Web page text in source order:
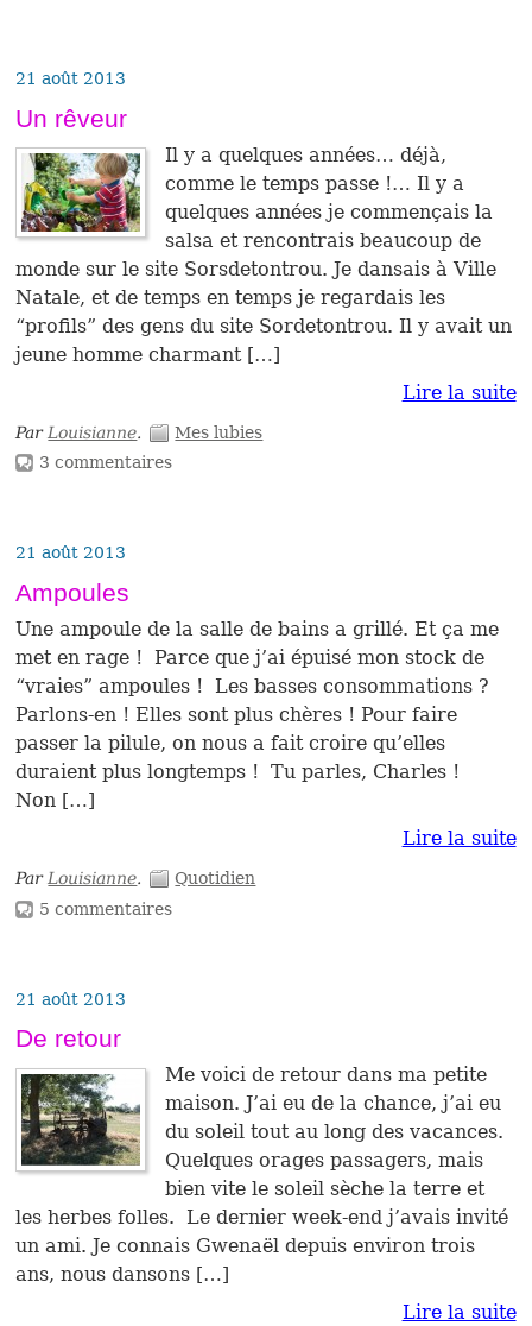
21 août 2013
Un rêveur
Il y a quelques années… déjà,
comme le temps passe !… Il y a
quelques années je commençais la
salsa et rencontrais beaucoup de
monde sur le site Sorsdetontrou. Je dansais à Ville
Natale, et de temps en temps je regardais les
“profils” des gens du site Sordetontrou. Il y avait un
jeune homme charmant […]
Lire la suite
Par Louisianne.
Mes lubies
3 commentaires
21 août 2013
Ampoules
Une ampoule de la salle de bains a grillé. Et ça me
met en rage ! Parce que j’ai épuisé mon stock de
“vraies” ampoules ! Les basses consommations ?
Parlons-en ! Elles sont plus chères ! Pour faire
passer la pilule, on nous a fait croire qu’elles
duraient plus longtemps ! Tu parles, Charles !
Non […]
Lire la suite
Par Louisianne.
Quotidien
5 commentaires
21 août 2013
De retour
Me voici de retour dans ma petite
maison. J’ai eu de la chance, j’ai eu
du soleil tout au long des vacances.
Quelques orages passagers, mais
bien vite le soleil sèche la terre et
les herbes folles. Le dernier week-end j’avais invité
un ami. Je connais Gwenaël depuis environ trois
ans, nous dansons […]
Lire la suite